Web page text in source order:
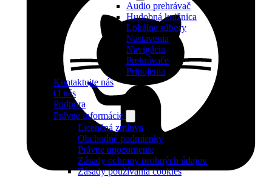
Audio prehrávač
Hudobná knižnica
Lokálne súbory
Nastavenia
Navigácia
Prehrávače
Pripojenia
Kontaktujte nás
O nás
Podpora
Právne informácie
Licenčná zmluva
Obchodné podmienky
Právne upozornenie
Zásady ochrany osobných údajov
Zásady používania cookies